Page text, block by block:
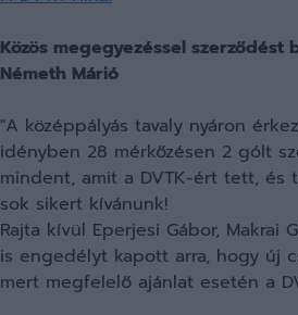
Közös megegyezéssel szerződést
Németh Márió
"A középpályás tavaly nyáron
idényben 28 mérkőzésen 2 gólt
mindent, amit a DVTK-ért tett, és
sok sikert kívánunk!
Rajta kívül Eperjesi Gábor, Makrai
is engedélyt kapott arra, hogy új
mert megfelelő ajánlat esetén a